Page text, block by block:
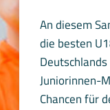
An diesem
die besten
Juniorinnen-
Chancen für